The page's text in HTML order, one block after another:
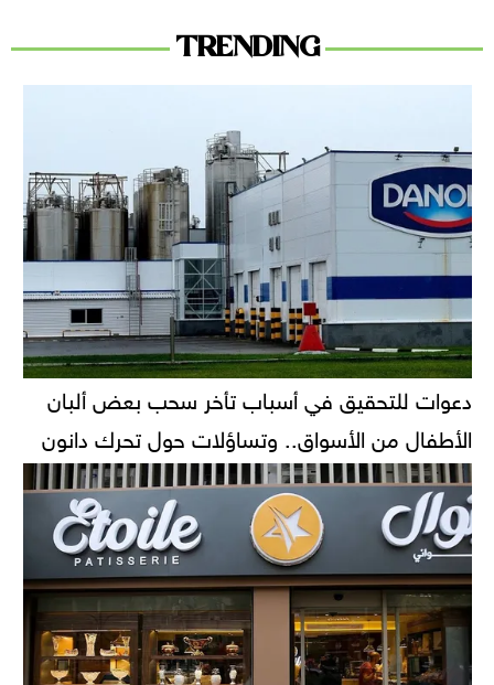
TRENDING
دعوات للتحقيق في أسباب تأخر سحب بعض ألبان
الأطفال من الأسواق.. وتساؤلات حول تحرك دانون